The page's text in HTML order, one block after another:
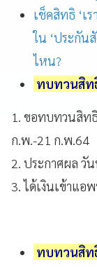
เช็คสิทธิ ‘เ
ใน ‘ประกันสั
ไหน?
ทบทวนสิท
1. ขอทบทวนสิท
ก.พ.-21 ก.พ.64
2. ประกาศผล วั
3. ได้เงินเข้าแอ
ทบทวนสิท